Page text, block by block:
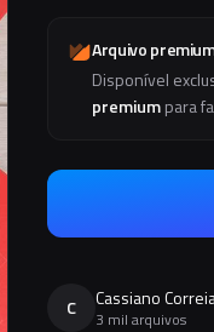
Arquivo
Disponível
premiumpara
C Cassiano
3 mil arquivos